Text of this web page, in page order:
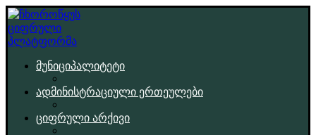
მუნიციპალიტეტი
ადმინისტრაციული ერთეულები
ციფრული არქივი